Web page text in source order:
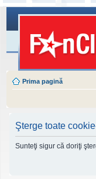
Prima pagină
Şterge toate
Sunteţi sigur că doriţi